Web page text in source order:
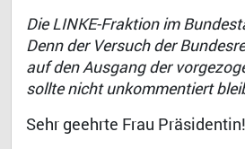
Die LINKE-Fraktion im
Denn der Versuch der
auf den Ausgang der
sollte nicht unkommentiert
Sehr geehrte Frau